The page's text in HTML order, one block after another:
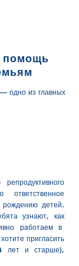
помощь
одно из главных
детей.
узнают, как
работаем в
пригласить
лет и старше),